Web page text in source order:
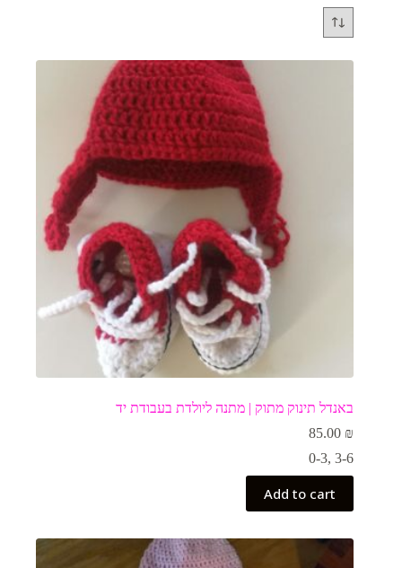
באנדל תינוק מתוק | מתנה ליולדת בעבודת יד
85.00 ₪
0-3,3-6
Add to cart